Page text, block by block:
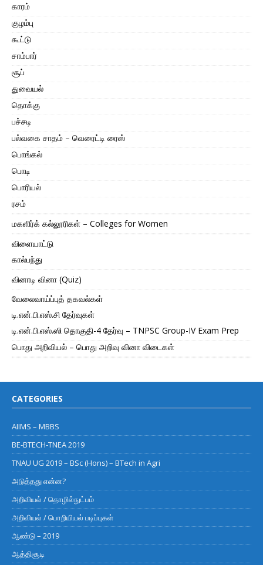
காரம்
குழம்பு
கூட்டு
சாம்பார்
சூப்
துவையல்
தொக்கு
பச்சடி
பல்வகை சாதம் – வெரைட்டி ரைஸ்
பொங்கல்
பொடி
பொரியல்
ரசம்
மகளிர்க் கல்லூரிகள் – Colleges for Women
விளையாட்டு
கால்பந்து
வினாடி வினா (Quiz)
வேலைவாய்ப்புத் தகவல்கள்
டி.என்.பி.எஸ்.சி தேர்வுகள்
டி.என்.பி.எஸ்.ஸி தொகுதி-4 தேர்வு – TNPSC Group-IV Exam Prep
பொது அறிவியல் – பொது அறிவு வினா விடைகள்
CATEGORIES
AIIMS – MBBS
BE-BTECH-TNEA 2019
TNAU UG 2019 – BSc (Hons) – BTech in Agri
அடுத்தது என்ன?
அறிவியல் / தொழில்நுட்பம்
அறிவியல் / பொறியியல் படிப்புகள்
ஆண்டு – 2019
ஆத்திசூடி